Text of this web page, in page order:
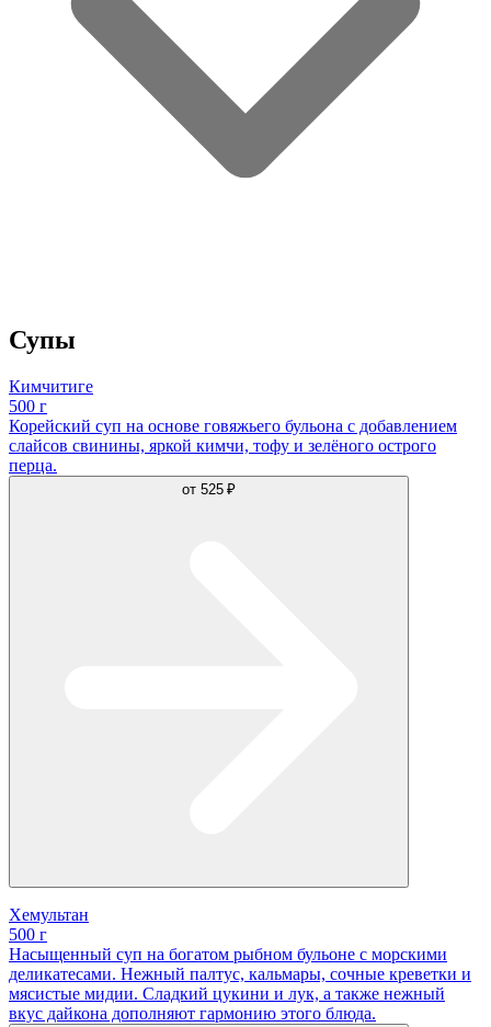
Супы
Кимчитиге
500 г
Корейский суп на основе говяжьего бульона с добавлением
слайсов свинины, яркой кимчи, тофу и зелёного острого
перца.
от 525 ₽
Хемультан
500 г
Насыщенный суп на богатом рыбном бульоне с морскими
деликатесами. Нежный палтус, кальмары, сочные креветки и
мясистые мидии. Сладкий цукини и лук, а также нежный
вкус дайкона дополняют гармонию этого блюда.